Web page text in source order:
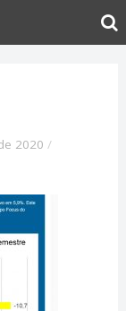
2020 /